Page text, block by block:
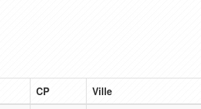
CP
Ville